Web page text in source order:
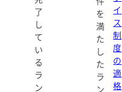
了
し
て
い
る
ラ
ン
を
満
た
し
た
ラ
ン
イ
ス
制
度
の
適
格